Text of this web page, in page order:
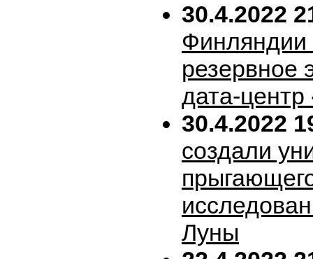
30.4.2022
резервное
дата-
30.4.2022
создали
Луны